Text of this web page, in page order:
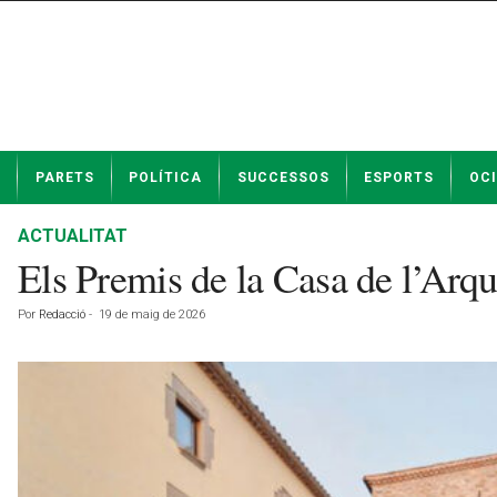
t
PARETS POLÍTICA SUCCESSOS ESPORTS OCI
ACTUALITAT
Els Premis de la Casa de
Por Redacció - 19 de maig de 2026